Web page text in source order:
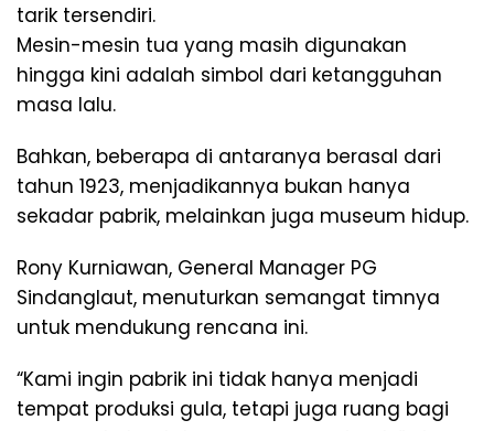
tarik tersendiri.
Mesin-mesin tua yang masih digunakan
hingga kini adalah simbol dari ketangguhan
masa lalu.
Bahkan, beberapa di antaranya berasal dari
tahun 1923, menjadikannya bukan hanya
sekadar pabrik, melainkan juga museum hidup.
Rony Kurniawan, General Manager PG
Sindanglaut, menuturkan semangat timnya
untuk mendukung rencana ini.
“Kami ingin pabrik ini tidak hanya menjadi
tempat produksi gula, tetapi juga ruang bagi